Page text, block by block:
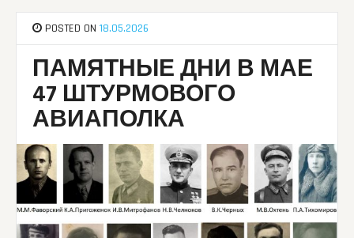
POSTED ON18.05.2026
ПАМЯТНЫЕ ДНИ В МАЕ
47 ШТУРМОВОГО
АВИАПОЛКА